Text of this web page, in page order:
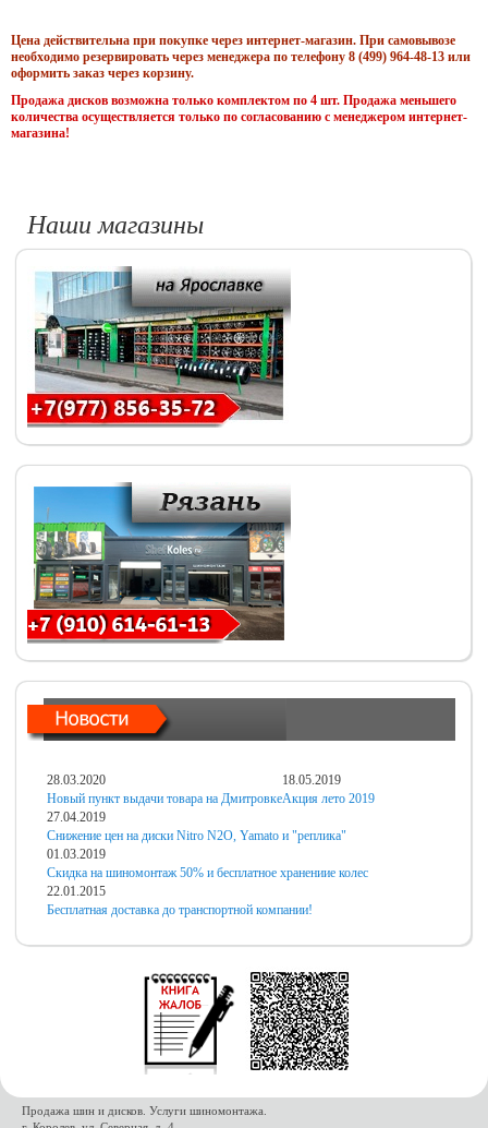
Цена действительна при покупке через интернет-магазин. При самовывозе
необходимо резервировать через менеджера по телефону 8 (499) 964-48-13 или
оформить заказ через корзину.
Продажа дисков возможна только комплектом по 4 шт. Продажа меньшего
количества осуществляется только по согласованию с менеджером интернет-
магазина!
Наши магазины
28.03.2020
Новый пункт выдачи товара на Дмитровке
18.05.2019
Акция лето 2019
27.04.2019
Снижение цен на диски Nitro N2O, Yamato и "реплика"
01.03.2019
Скидка на шиномонтаж 50% и бесплатное хранениие колес
22.01.2015
Бесплатная доставка до транспортной компании!
Продажа шин и дисков. Услуги шиномонтажа.